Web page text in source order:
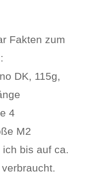
Fakten zum
DK, 115g,
4
M2
bis auf ca.